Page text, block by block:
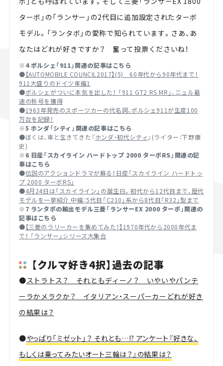
ターボ」の「ランサー」の2代目に追加設定されたターボ
モデル。「ランタボ」の愛称で知られています。さあ、あ
なたはどれが好きですか？ 奮って投票くださいね！
※4 ポルシェ「911」関連の記事はこちら
●【AUTOMOBILE COUNCIL2017】(5) 60年代から90年代まで！
911大盛りのドイツ車編1
●ポルシェがついに本気を出した！ 「911 GT2 RS MR」、ニュル最
速の称号を獲得
●1963年発売のスポーツカーの代名詞、ポルシェ911が生産100
万台を記録！
※5 ホンダ「シティ」関連の記事はこちら
●ぼくは、車と生きてきた『ホンダ・初代シティ 』(ライター：下野康
史)
※6 日産「スカイライン ハードトップ 2000 ターボRS」関連の記
事はこちら
●伝説のアクションドラマが蘇る！日産「スカイライン ハードトッ
プ 2000 ターボRS」
●4月24日は「スカイライン」の誕生日。初代から12代目まで、歴代
モデルを一挙紹介 中編：5代目「C210」系から8代目「R32」型まで
※7 ランタボの輸出モデル三菱「ランサーEX 2000 ターボ」関連の
記事はこちら
●【三菱のラリーカーを集めてみた！】1970年代から2000年代ま
で！ 「ランサー」シリーズ大集合
【クルマ好き4択】過去の記事
●ストラトス？ それともディーノ？ いやいやパンテ
ーラかメラクか？ イタリアン・スーパーカーどれが好き
の結果は？
●やっぱり「ミゼット」？ それとも…!? アンケート『好きな、
もしくは乗ってみたいオート三輪は？』の結果は？